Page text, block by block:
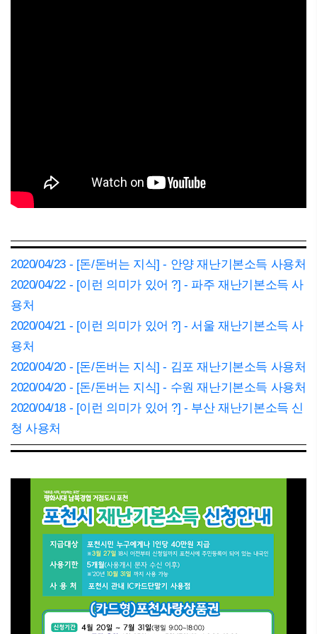
2020/04/23 - [돈/돈버는 지식] - 안양 재난기본소득 사용처
2020/04/22 - [이런 의미가 있어 ?] - 파주 재난기본소득 사
용처
2020/04/21 - [이런 의미가 있어 ?] - 서울 재난기본소득 사
용처
2020/04/20 - [돈/돈버는 지식] - 김포 재난기본소득 사용처
2020/04/20 - [돈/돈버는 지식] - 수원 재난기본소득 사용처
2020/04/18 - [이런 의미가 있어 ?] - 부산 재난기본소득 신
청 사용처